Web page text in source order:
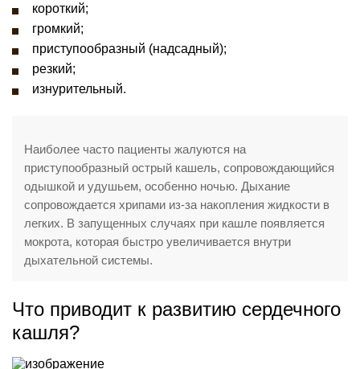
короткий;
громкий;
приступообразный (надсадный);
резкий;
изнурительный.
Наиболее часто пациенты жалуются на
приступообразный острый кашель, сопровождающийся
одышкой и удушьем, особенно ночью. Дыхание
сопровождается хрипами из-за накопления жидкости в
легких. В запущенных случаях при кашле появляется
мокрота, которая быстро увеличивается внутри
дыхательной системы.
Что приводит к развитию сердечного
кашля?